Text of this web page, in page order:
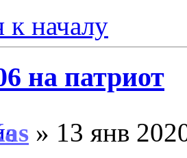
к началу
на патриот
» 13 янв